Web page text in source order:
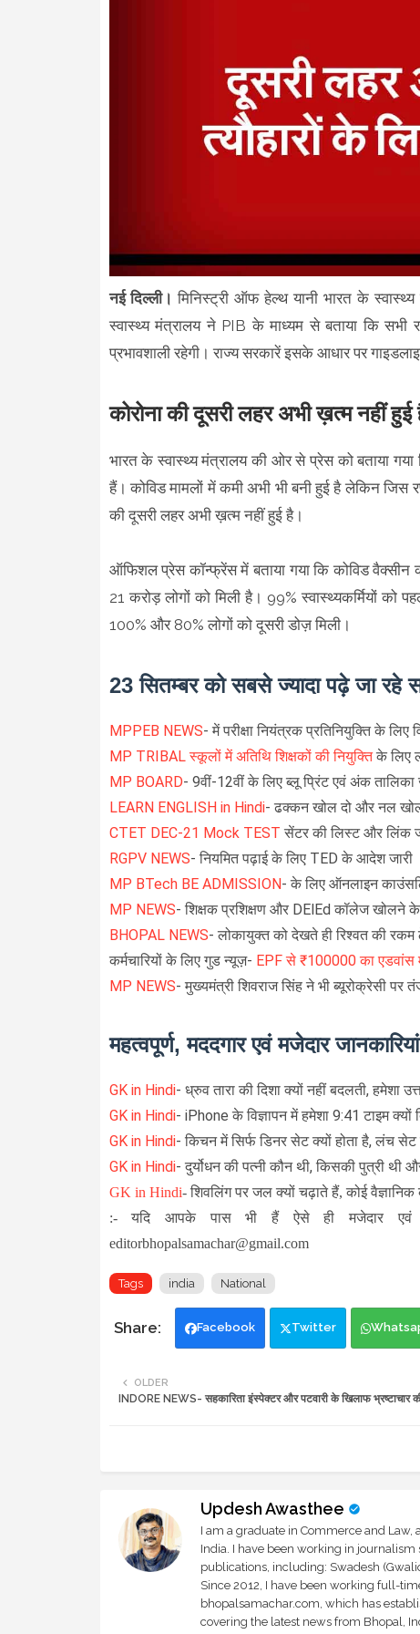
नई दिल्ली। मिनिस्ट्री ऑफ हेल्थ यानी भारत के
स्वास्थ्य मंत्रालय ने PIB के माध्यम से बताया कि सभी
प्रभावशाली रहेगी। राज्य सरकारें इसके आधार पर
कोरोना की दूसरी लहर अभी ख़त्म नहीं
भारत के स्वास्थ्य मंत्रालय की ओर से प्रेस को बताया
हैं। कोविड मामलों में कमी अभी भी बनी हुई है लेकिन जिस
की दूसरी लहर अभी ख़त्म नहीं हुई है।
ऑफिशल प्रेस कॉन्फ्रेंस में बताया गया कि कोविड
21 करोड़ लोगों को मिली है। 99% स्वास्थ्यकर्मियों को
100% और 80% लोगों को दूसरी डोज़ मिली।
23 सितम्बर को सबसे ज्यादा पढ़े जा रहे
MPPEB NEWS- में परीक्षा नियंत्रक प्रतिनियुक्ति के लिए
MP TRIBAL स्कूलों में अतिथि शिक्षकों की नियुक्तिके लिए
MP BOARD- 9वीं-12वीं के लिए ब्लू प्रिंट एवं अंक तालिका
LEARN ENGLISH in Hindi- ढक्कन खोल दो और नल खोल
CTET DEC-21 Mock TEST सेंटर की लिस्ट और लिंक
RGPV NEWS- नियमित पढ़ाई के लिए TED के आदेश जारी
MP BTech BE ADMISSION- के लिए ऑनलाइन
MP NEWS- शिक्षक प्रशिक्षण और DElEd कॉलेज खोलने
BHOPAL NEWS- लोकायुक्त को देखते ही रिश्वत की रकम
कर्मचारियों के लिए गुड न्यूज़- EPF से ₹100000 का एडवांस
MP NEWS- मुख्यमंत्री शिवराज सिंह ने भी ब्यूरोक्रेसी पर
महत्वपूर्ण, मददगार एवं मजेदार जानकारियां
GK in Hindi- ध्रुव तारा की दिशा क्यों नहीं बदलती, हमेशा
GK in Hindi- iPhone के विज्ञापन में हमेशा 9:41 टाइम क्यों
GK in Hindi- किचन में सिर्फ डिनर सेट क्यों होता है, लंच सेट
GK in Hindi- दुर्योधन की पत्नी कौन थी, किसकी पुत्री थी
GK in Hindi- शिवलिंग पर जल क्यों चढ़ाते हैं, कोई वैज्ञानिक
:- यदि आपके पास भी हैं ऐसे ही मजेदार एवं
editorbhopalsamachar@gmail.com
Tags india National
Facebook Twitter
OLDER
INDORE NEWS- सहकारिता इंस्पेक्टर और पटवारी के खिलाफ भ्रष्टाचार
Updesh Awasthee
I am a graduate in Commerce and Law,
India. I have been working in
publications, including: Swadesh
Since 2012, I have been working full-
bhopalsamachar.com, which has
covering the latest news from Bhopal,